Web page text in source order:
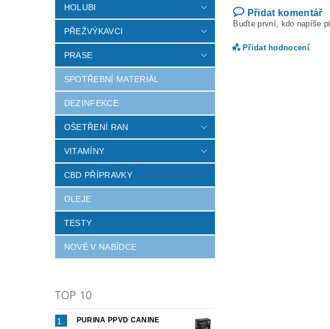
HOLUBI
PŘEŽVÝKAVCI
PRASE
SPOTŘEBNÍ MATERIÁL
DEZINFEKCE
OŠETŘENÍ RAN
VITAMÍNY
CBD PŘÍPRAVKY
OLEJE
TESTY
NOVĚ V NABÍDCE
TOP 10
PURINA PPVD CANINE
Přidat komentář
Buďte první, kdo napíše
Přidat hodnocení